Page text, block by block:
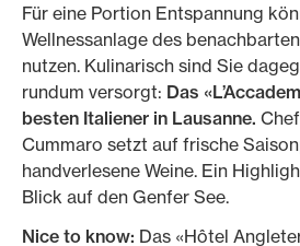
Für eine Portion Entspannung
Wellnessanlage des
nutzen. Kulinarisch sind Sie
rundum versorgt: Das
besten Italiener in Lausanne.
Cummaro setzt auf frische
handverlesene Weine. Ein
Blick auf den Genfer See.
Nice to know: Das «Hôtel